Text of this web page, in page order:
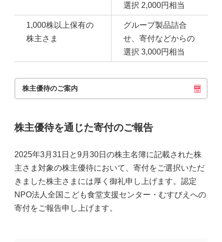
選択 2,000円相当
1,000株以上保有の
株主さま
グループ製品詰合
せ、寄付などからの
選択 3,000円相当
株主優待のご案内
株主優待を通じた寄付のご報告
2025年3月31日と9月30日の株主名簿に記載された株
主さま対象の株主優待において、寄付をご選択いただ
きました株主さまには厚く御礼申し上げます。認定
NPO法人全国こども食堂支援センター・むすびえへの
寄付をご報告申し上げます。